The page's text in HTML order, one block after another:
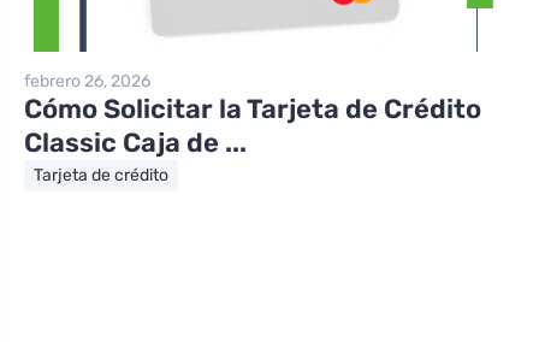
febrero 26, 2026
Cómo Solicitar la Tarjeta de Crédito
Classic Caja de ...
Tarjeta de crédito